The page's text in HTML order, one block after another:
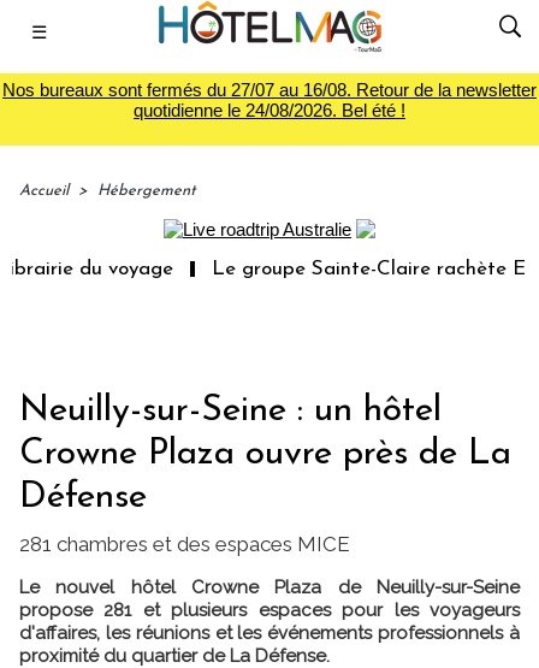
☰
Nos bureaux sont fermés du 27/07 au 16/08. Retour de la newsletter
quotidienne le 24/08/2026. Bel été !
Accueil > Hébergement
du voyage Le groupe Sainte-Claire rachète Eden
Neuilly-sur-Seine : un hôtel
Crowne Plaza ouvre près de La
Défense
281 chambres et des espaces MICE
Le nouvel hôtel Crowne Plaza de Neuilly-sur-Seine
propose 281 et plusieurs espaces pour les voyageurs
d'affaires, les réunions et les événements professionnels à
proximité du quartier de La Défense.